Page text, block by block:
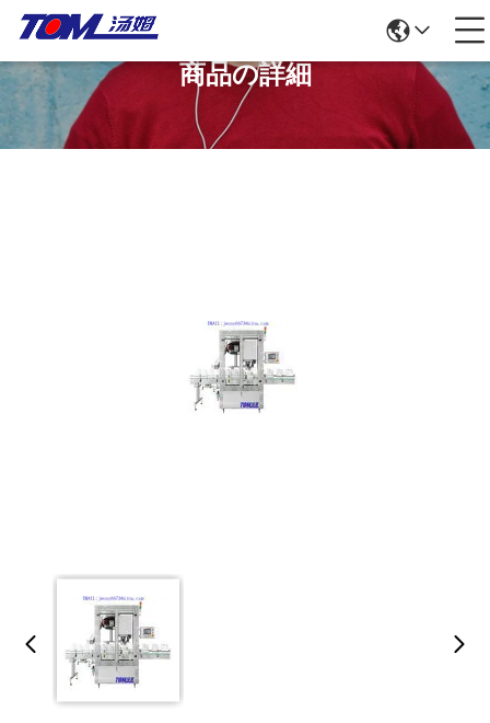
商品の詳細